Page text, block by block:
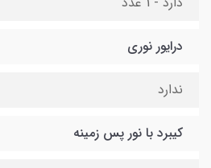
درایور نوری
ندارد
کیبرد با نور پس زمینه